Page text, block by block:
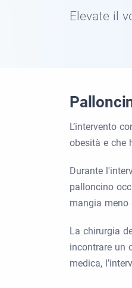
Elevate il
L’intervento
obesità e che
Durante
palloncino
mangia meno
La chirurgia
incontrare un
medica,